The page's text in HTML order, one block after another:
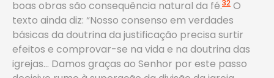
boas obras são consequência natural da fé.32 O
texto ainda diz: “Nosso consenso em verdades
básicas da doutrina da justificação precisa surtir
efeitos e comprovar-se na vida e na doutrina das
igrejas… Damos graças ao Senhor por este passo